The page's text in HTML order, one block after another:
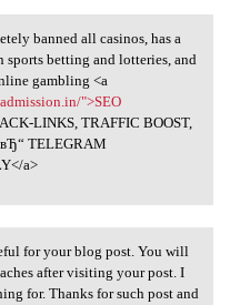
banned
banned all casinos, has a
sports betting and lotteries, and
gambling <a
">SEO
LINKS, TRAFFIC BOOST,
TELEGRAM
a>
for
for your blog post. You will
after visiting your post. I
for. Thanks for such post and